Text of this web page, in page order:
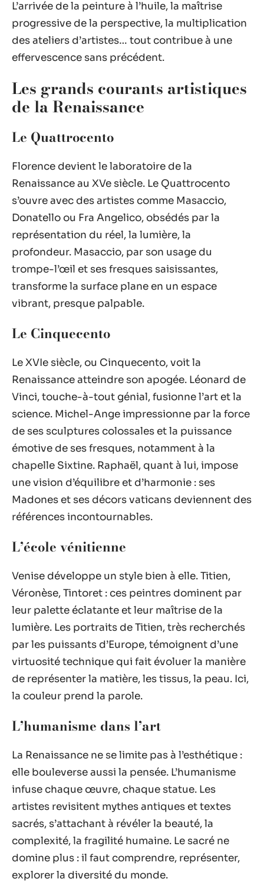
L’arrivée de la peinture à l’huile, la maîtrise
progressive de la perspective, la multiplication
des ateliers d’artistes… tout contribue à une
effervescence sans précédent.
Les grands courants artistiques
de la Renaissance
Le Quattrocento
Florence devient le laboratoire de la
Renaissance au XVe siècle. Le Quattrocento
s’ouvre avec des artistes comme Masaccio,
Donatello ou Fra Angelico, obsédés par la
représentation du réel, la lumière, la
profondeur. Masaccio, par son usage du
trompe-l’œil et ses fresques saisissantes,
transforme la surface plane en un espace
vibrant, presque palpable.
Le Cinquecento
Le XVIe siècle, ou Cinquecento, voit la
Renaissance atteindre son apogée. Léonard de
Vinci, touche-à-tout génial, fusionne l’art et la
science. Michel-Ange impressionne par la force
de ses sculptures colossales et la puissance
émotive de ses fresques, notamment à la
chapelle Sixtine. Raphaël, quant à lui, impose
une vision d’équilibre et d’harmonie : ses
Madones et ses décors vaticans deviennent des
références incontournables.
L’école vénitienne
Venise développe un style bien à elle. Titien,
Véronèse, Tintoret : ces peintres dominent par
leur palette éclatante et leur maîtrise de la
lumière. Les portraits de Titien, très recherchés
par les puissants d’Europe, témoignent d’une
virtuosité technique qui fait évoluer la manière
de représenter la matière, les tissus, la peau. Ici,
la couleur prend la parole.
L’humanisme dans l’art
La Renaissance ne se limite pas à l’esthétique :
elle bouleverse aussi la pensée. L’humanisme
infuse chaque œuvre, chaque statue. Les
artistes revisitent mythes antiques et textes
sacrés, s’attachant à révéler la beauté, la
complexité, la fragilité humaine. Le sacré ne
domine plus : il faut comprendre, représenter,
explorer la diversité du monde.